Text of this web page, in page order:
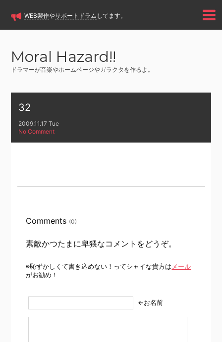
WEB製作やサポートドラム してます。
Moral Hazard!!
ドラマーが音楽やホームページやガラクタを作るよ。
32
2009.11.17 Tue
No Comment
Comments (0)
素敵かつたまに卑猥なコメントをどうぞ。
※恥ずかしくて書き込めない！ってシャイな貴方は メール
がお勧め！
←お名前